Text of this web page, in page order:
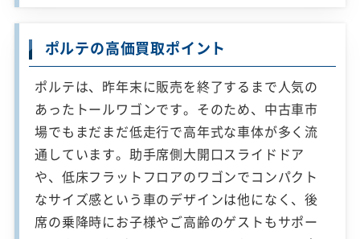
ポルテの高価買取ポイント
ポルテは、昨年末に販売を終了するまで人気の
あったトールワゴンです。そのため、中古車市
場でもまだまだ低走行で高年式な車体が多く流
通しています。助手席側大開口スライドドア
や、低床フラットフロアのワゴンでコンパクト
なサイズ感という車のデザインは他になく、後
席の乗降時にお子様やご高齢のゲストもサポー